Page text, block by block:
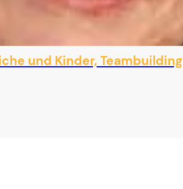
und Kinder, Teambuilding